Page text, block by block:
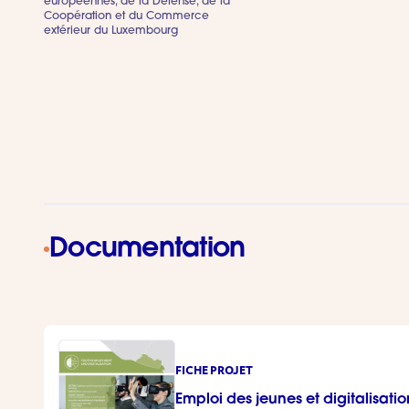
européennes, de la Défense, de la
Coopération et du Commerce
extérieur du Luxembourg
Documentation
FICHE PROJET
Emploi des jeunes et